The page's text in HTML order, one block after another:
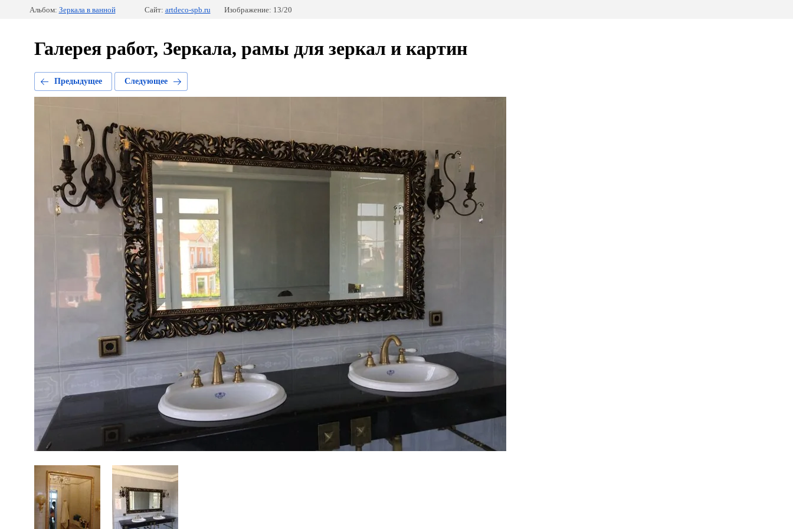
Альбом: Зеркала в ванной Сайт: artdeco-spb.ru Изображение: 13/20
Галерея работ, Зеркала, рамы для зеркал и картин
Предыдущее Следующее